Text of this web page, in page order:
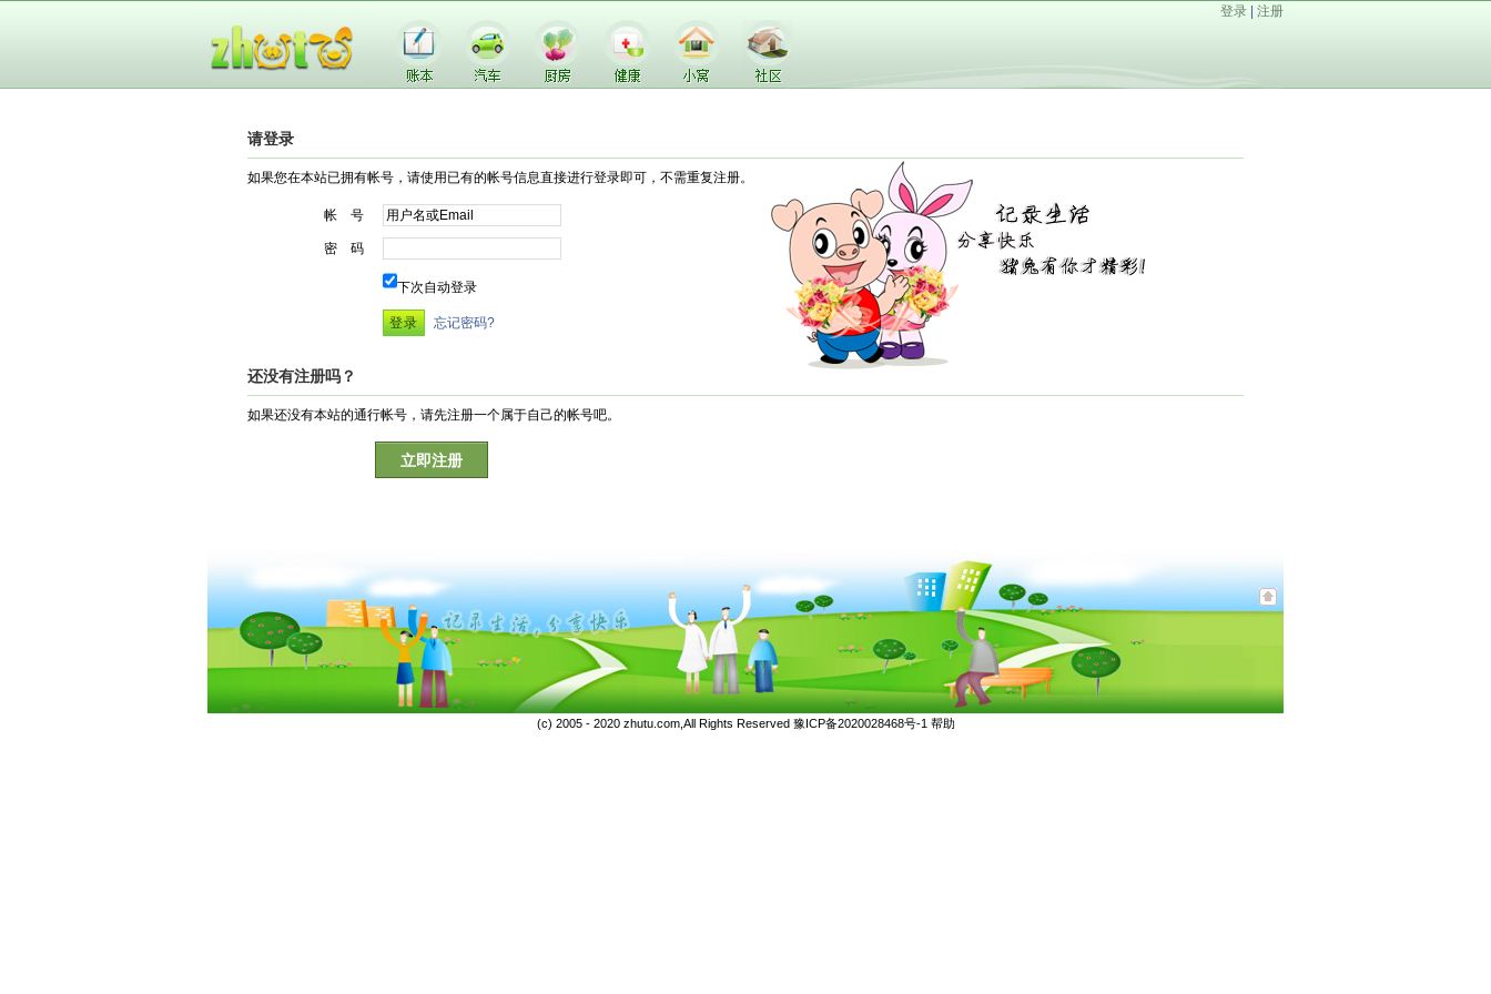
登录 注册
请登录
如果您在本站已拥有帐号，请使用已有的帐号信息直接进行登录即可，不需重复注册。
帐 号
密 码
下次自动登录
忘记密码?
还没有注册吗？
如果还没有本站的通行帐号，请先注册一个属于自己的帐号吧。
立即注册
(c) 2005 - 2020 zhutu.com,All Rights Reserved 豫ICP备2020028468号-1 帮助